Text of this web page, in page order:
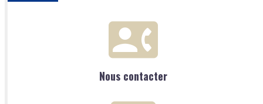
Nous contacter